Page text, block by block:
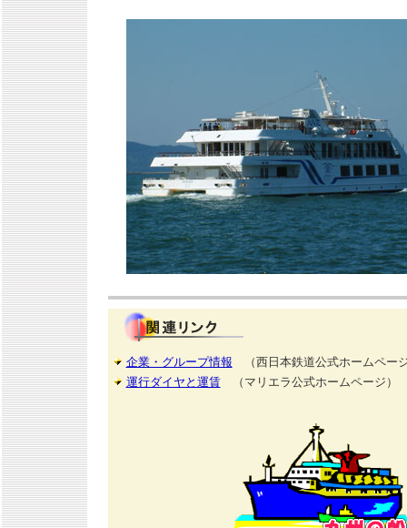
企業・グループ情報 （西日本鉄道公式ホームペー
運行ダイヤと運賃（マリエラ公式ホームページ）